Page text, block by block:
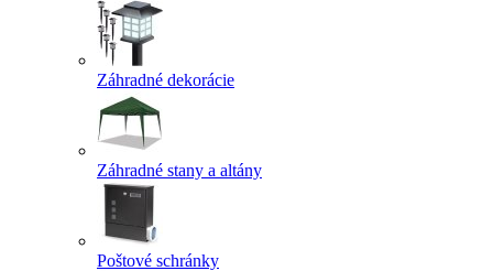
Záhradné dekorácie
Záhradné stany a altány
Poštové schránky